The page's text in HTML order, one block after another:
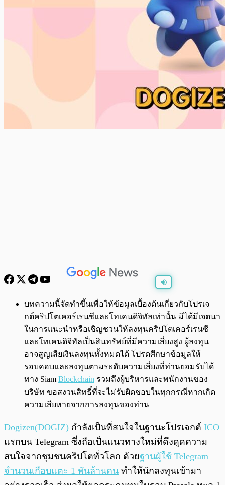
พร้อมเล่น 0:00/0:00
บทความนี้จัดทำขึ้นเพื่อให้ข้อมูลเบื้องต้นเกี่ยวกับโปรเจ
กต์คริปโตเคอร์เรนซีและโทเคนดิจิทัลเท่านั้น มิได้มีเจตนา
ในการแนะนำหรือเชิญชวนให้ลงทุนคริปโตเคอร์เรนซี
และโทเคนดิจิทัลเป็นสินทรัพย์ที่มีความเสี่ยงสูง ผู้ลงทุน
อาจสูญเสียเงินลงทุนทั้งหมดได้ โปรดศึกษาข้อมูลให้
รอบคอบและลงทุนตามระดับความเสี่ยงที่ท่านยอมรับได้
ทาง Siam Blockchain รวมถึงผู้บริหารและพนักงานของ
บริษัท ขอสงวนสิทธิ์ที่จะไม่รับผิดชอบในทุกกรณีหากเกิด
ความเสียหายจากการลงทุนของท่าน
Dogizen(DOGIZ) กำลังเป็นที่สนใจในฐานะโปรเจกต์ ICO
แรกบน Telegram ซึ่งถือเป็นแนวทางใหม่ที่ดึงดูดความ
สนใจจากชุมชนคริปโตทั่วโลก ด้วยฐานผู้ใช้ Telegram
จำนวนเกือบแตะ 1 พันล้านคน ทำให้นักลงทุนเข้ามา